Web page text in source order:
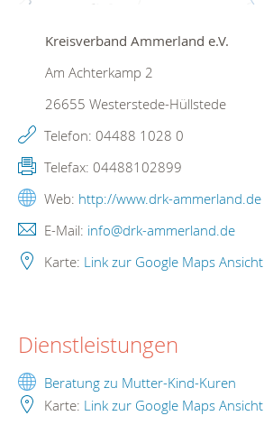
Kreisverband Ammerland e.V.
Am Achterkamp 2
26655 Westerstede-Hüllstede
Telefon: 04488 1028 0
Telefax: 04488102899
Web: http://www.drk-ammerland.de
E-Mail: info@drk-ammerland.de
Karte: Link zur Google Maps Ansicht
Dienstleistungen
Beratung zu Mutter-Kind-Kuren
Karte: Link zur Google Maps Ansicht